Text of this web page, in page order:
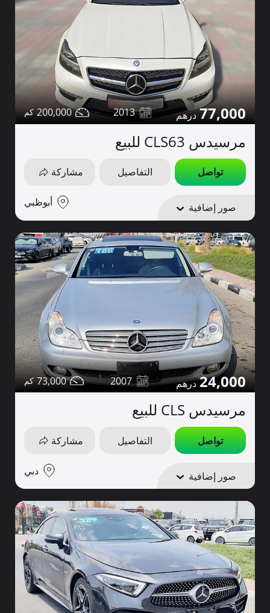
77,000
2013
200,000
مرسيدس CLS63 للبيع
تواصل التفاصيل مشاركة
صور إضافية أبوظبي
24,000
2007
73,000
مرسيدس CLS للبيع
تواصل التفاصيل مشاركة
صور إضافية دبي